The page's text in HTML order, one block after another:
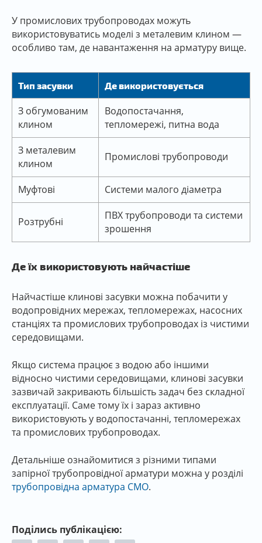
У промислових трубопроводах можуть
використовуватись моделі з металевим клином —
особливо там, де навантаження на арматуру вище.
Тип засувки Де використовується
З обгумованим
клином
Водопостачання,
тепломережі, питна вода
З металевим
клином
Промислові трубопроводи
Муфтові Системи малого діаметра
Розтрубні
ПВХ трубопроводи та системи
зрошення
Де їх використовують найчастіше
Найчастіше клинові засувки можна побачити у
водопровідних мережах, тепломережах, насосних
станціях та промислових трубопроводах із чистими
середовищами.
Якщо система працює з водою або іншими
відносно чистими середовищами, клинові засувки
зазвичай закривають більшість задач без складної
експлуатації. Саме тому їх і зараз активно
використовують у водопостачанні, тепломережах
та промислових трубопроводах.
Детальніше ознайомитися з різними типами
запірної трубопровідної арматури можна у розділі
трубопровідна арматура CMO.
Поділись публікацією: